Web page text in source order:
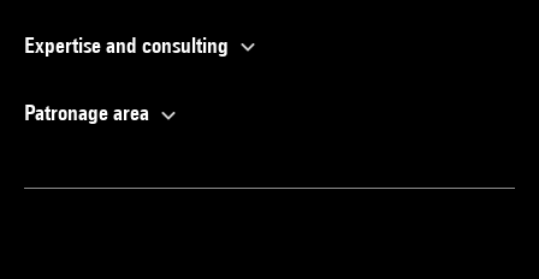
Expertise and consulting
Patronage area